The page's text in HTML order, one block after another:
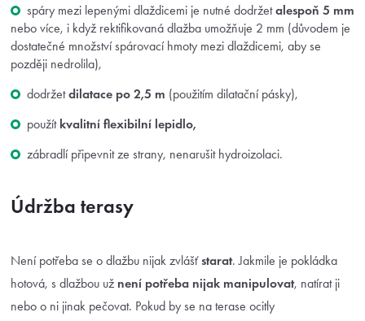
spáry mezi lepenými dlaždicemi je nutné dodržetalespoň 5 mm
nebo více, i když rektifikovaná dlažba umožňuje 2 mm (důvodem je
dostatečné množství spárovací hmoty mezi dlaždicemi, aby se
později nedrolila),
dodržetdilatace po 2,5 m (použitím dilatační pásky),
použítkvalitní flexibilní lepidlo,
zábradlí připevnit ze strany, nenarušit hydroizolaci.
Údržba terasy
Není potřeba se o dlažbu nijak zvlášťstarat. Jakmile je pokládka
hotová, s dlažbou už není potřeba nijak manipulovat, natírat ji
nebo o ni jinak pečovat. Pokud by se na terase ocitly